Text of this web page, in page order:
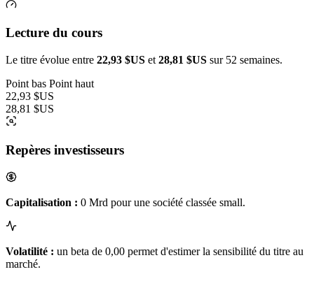
Lecture du cours
Le titre évolue entre 22,93 $US et 28,81 $US sur 52 semaines.
Point bas Point haut
22,93 $US
28,81 $US
Repères investisseurs
Capitalisation : 0 Mrd pour une société classée small.
Volatilité : un beta de 0,00 permet d'estimer la sensibilité du titre au
marché.